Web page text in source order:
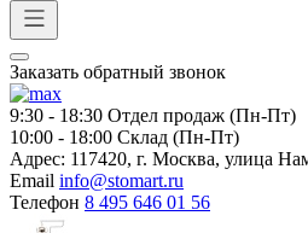
Заказать обратный звонок
9:30 - 18:30 Отдел продаж (Пн-Пт)
10:00 - 18:00 Склад (Пн-Пт)
Адрес: 117420, г. Москва, улица
Email info@stomart.ru
Телефон 8 495 646 01 56